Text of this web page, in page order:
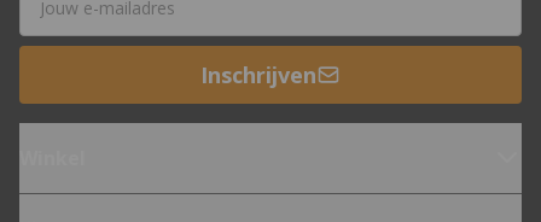
Inschrijven